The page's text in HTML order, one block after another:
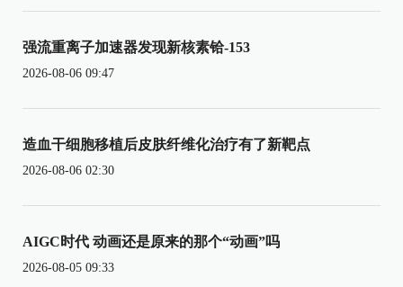
强流重离子加速器发现新核素铪-153
2026-08-06 09:47
造血干细胞移植后皮肤纤维化治疗有了新靶点
2026-08-06 02:30
AIGC时代 动画还是原来的那个“动画”吗
2026-08-05 09:33